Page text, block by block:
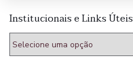
Institucionais e Links Úteis